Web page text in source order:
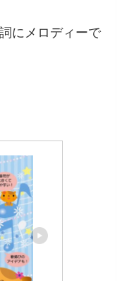
にメロディーで